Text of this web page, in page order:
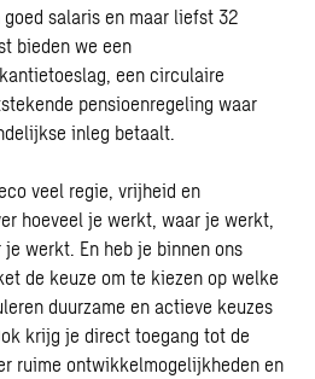
salaris en maar liefst 32
bieden we een
een circulaire
pensioenregeling waar
inleg betaalt.
veel regie, vrijheid en
hoeveel je werkt, waar je werkt,
werkt. En heb je binnen ons
de keuze om te kiezen op welke
duurzame en actieve keuzes
krijg je direct toegang tot de
ruime ontwikkelmogelijkheden en